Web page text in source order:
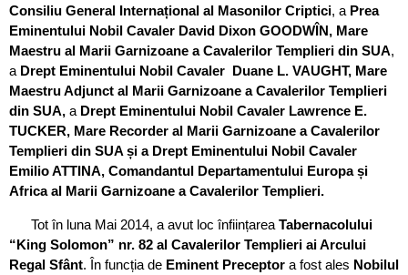
Consiliu General Internațional al Masonilor Criptici, a Prea
Eminentului Nobil Cavaler David Dixon GOODWÎN, Mare
Maestru al Marii Garnizoane a Cavalerilor Templieri din SUA,
a Drept Eminentului Nobil Cavaler Duane L. VAUGHT, Mare
Maestru Adjunct al Marii Garnizoane a Cavalerilor Templieri
din SUA, a Drept Eminentului Nobil Cavaler Lawrence E.
TUCKER, Mare Recorder al Marii Garnizoane a Cavalerilor
Templieri din SUA și a Drept Eminentului Nobil Cavaler
Emilio ATTINA, Comandantul Departamentului Europa și
Africa al Marii Garnizoane a Cavalerilor Templieri.
Tot în luna Mai 2014, a avut loc înființarea Tabernacolului
“King Solomon” nr. 82 al Cavalerilor Templieri ai Arcului
Regal Sfânt. În funcția de Eminent Preceptor a fost ales Nobilul